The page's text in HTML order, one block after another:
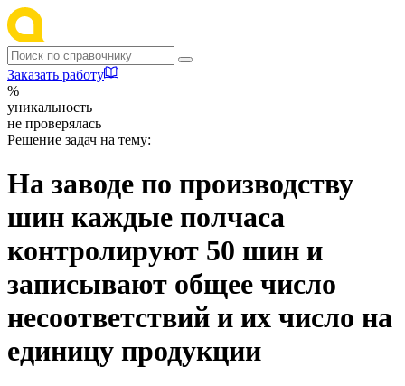
Заказать работу
%
уникальность
не проверялась
Решение задач на тему:
На заводе по производству
шин каждые полчаса
контролируют 50 шин и
записывают общее число
несоответствий и их число на
единицу продукции